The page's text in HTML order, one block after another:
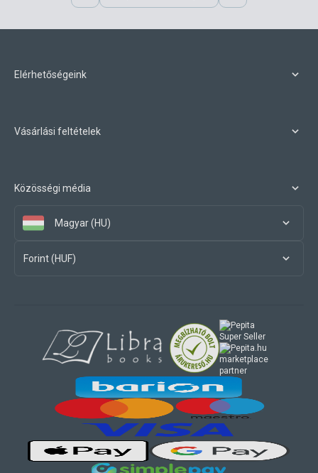
Elérhetőségeink
Vásárlási feltételek
Közösségi média
Magyar (HU)
Forint (HUF)
marketplace
partner